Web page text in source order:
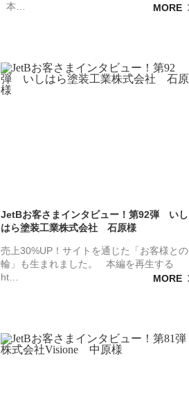
本…
MORE
JetBお客さまインタビュー！第92弾 いし
はら塗装工業株式会社 石原様
売上30%UP！サイトを通じた「お客様との
輪」も生まれました。 本編を再生する
ht…
MORE